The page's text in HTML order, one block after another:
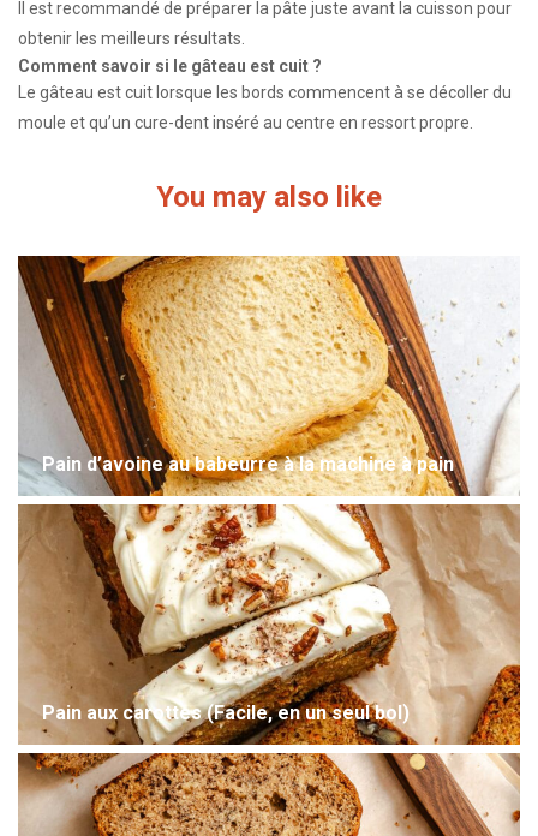
Il est recommandé de préparer la pâte juste avant la cuisson pour
obtenir les meilleurs résultats.
Comment savoir si le gâteau est cuit ?
Le gâteau est cuit lorsque les bords commencent à se décoller du
moule et qu’un cure-dent inséré au centre en ressort propre.
You may also like
Pain d’avoine au babeurre à la machine à pain
Pain aux carottes (Facile, en un seul bol)